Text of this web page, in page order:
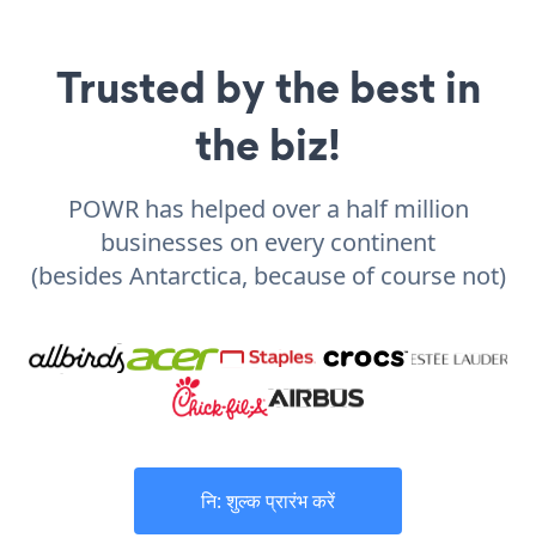
Trusted by the best in
the biz!
POWR has helped over a half million
businesses on every continent
(besides Antarctica, because of course not)
नि: शुल्क प्रारंभ करें